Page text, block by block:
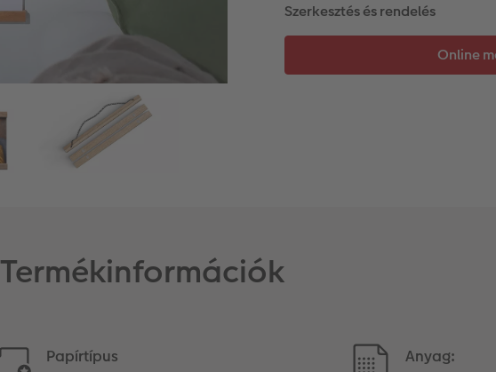
Szerkesztés és rendelés
Termékinformációk
Papírtípus Anyag: